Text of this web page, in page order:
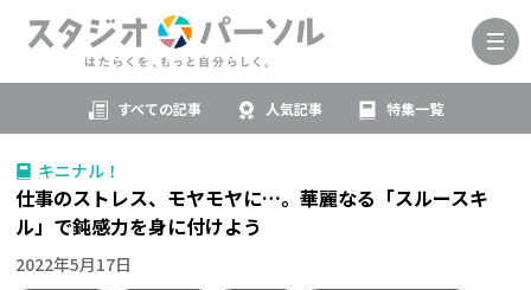
すべての記事 人気記事 特集一覧
キニナル！
仕事のストレス、モヤモヤに…。華麗なる「スルースキ
ル」で鈍感力を身に付けよう
2022年5月17日